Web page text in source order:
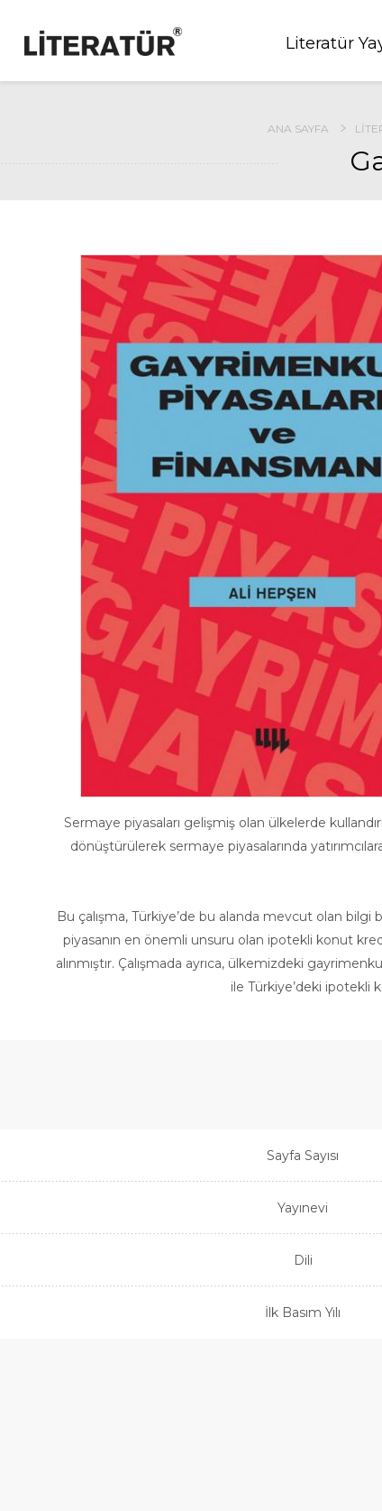
Literatür
ANA SAYFA
Sermaye piyasaları gelişmiş olan ülkelerde
dönüştürülerek sermaye piyasalarında
Bu çalışma, Türkiye’de bu alanda mevcut olan bilgi
piyasanın en önemli unsuru olan ipotekli konut
alınmıştır. Çalışmada ayrıca, ülkemizdeki
ile Türkiye’deki ipotekli
Sayfa Sayısı
Yayınevi
Dili
İlk Basım Yılı